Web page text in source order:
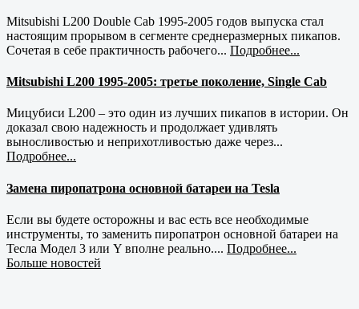
Mitsubishi L200 Double Cab 1995-2005 годов выпуска стал
настоящим прорывом в сегменте среднеразмерных пикапов.
Сочетая в себе практичность рабочего... Подробнее...
Mitsubishi L200 1995-2005: третье поколение, Single Cab
Мицубиси L200 – это один из лучших пикапов в истории. Он
доказал свою надежность и продолжает удивлять
выносливостью и неприхотливостью даже через...
Подробнее...
Замена пиропатрона основной батареи на Tesla
Если вы будете осторожны и вас есть все необходимые
инструменты, то заменить пиропатрон основной батареи на
Тесла Модел 3 или Y вполне реально.... Подробнее...
Больше новостей